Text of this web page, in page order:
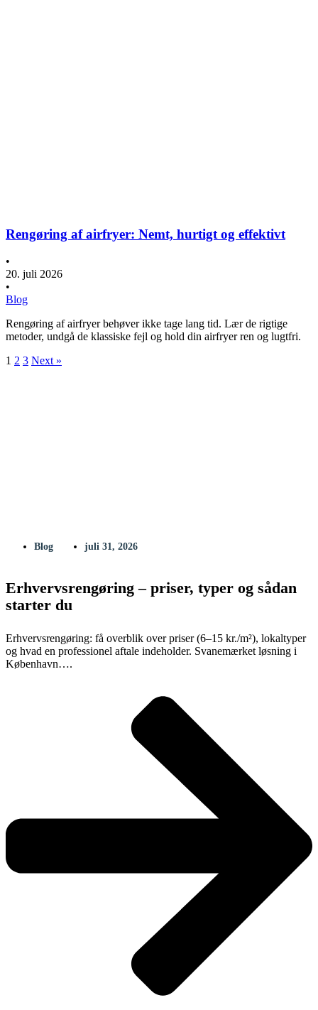
Rengøring af airfryer: Nemt, hurtigt og effektivt
•
20. juli 2026
•
Blog
Rengøring af airfryer behøver ikke tage lang tid. Lær de rigtige
metoder, undgå de klassiske fejl og hold din airfryer ren og lugtfri.
1 2 3 Next »
Blog juli 31, 2026
Erhvervsrengøring – priser, typer og sådan
starter du
Erhvervsrengøring: få overblik over priser (6–15 kr./m²), lokaltyper
og hvad en professionel aftale indeholder. Svanemærket løsning i
København….